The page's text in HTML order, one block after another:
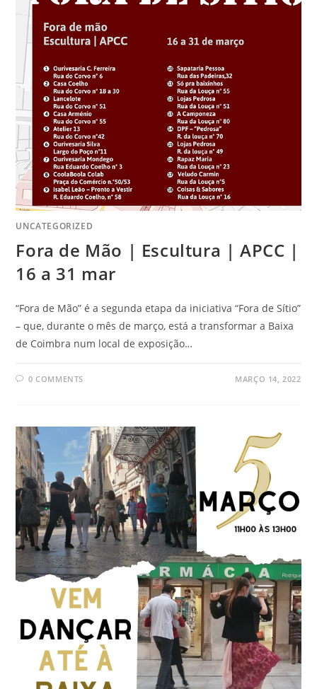
UNCATEGORIZED
Fora de Mão | Escultura | APCC |
16 a 31 mar
“Fora de Mão” é a segunda etapa da iniciativa “Fora de Sítio”
– que, durante o mês de março, está a transformar a Baixa
de Coimbra num local de exposição…
0 COMMENTS MARÇO 14, 2022